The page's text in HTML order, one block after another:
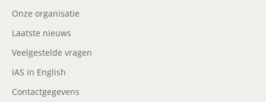
Onze organisatie
Laatste nieuws
Veelgestelde vragen
IAS in English
Contactgegevens